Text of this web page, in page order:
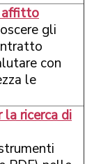
affitto
gli
con
le
la ricerca di